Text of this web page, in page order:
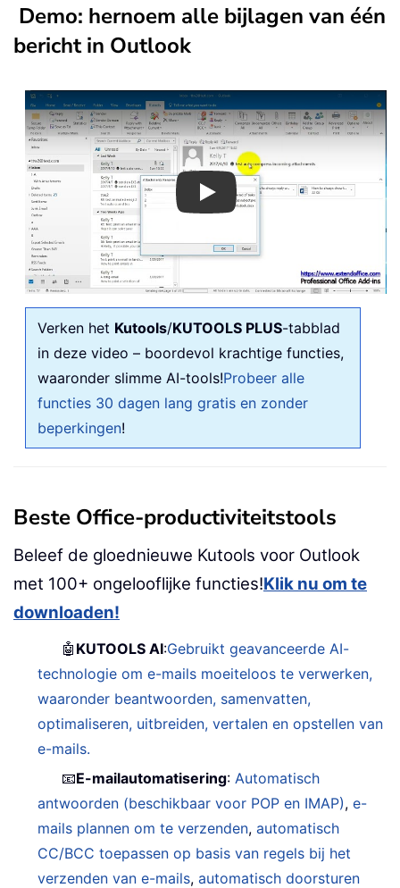
Demo: hernoem alle bijlagen van één
bericht in Outlook
Play
Verken het Kutools/KUTOOLS PLUS-tabblad
in deze video – boordevol krachtige functies,
waaronder slimme AI-tools!Probeer alle
functies 30 dagen lang gratis en zonder
beperkingen!
Beste Office-productiviteitstools
Beleef de gloednieuwe Kutools voor Outlook
met 100+ ongelooflijke functies!Klik nu om te
downloaden!
🤖 KUTOOLS AI:Gebruikt geavanceerde AI-
technologie om e-mails moeiteloos te verwerken,
waaronder beantwoorden, samenvatten,
optimaliseren, uitbreiden, vertalen en opstellen van
e-mails.
📧E-mailautomatisering: Automatisch
antwoorden (beschikbaar voor POP en IMAP),e-
mails plannen om te verzenden,automatisch
CC/BCC toepassen op basis van regels bij het
verzenden van e-mails,automatisch doorsturen